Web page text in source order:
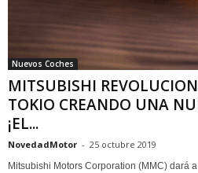
Nuevos Coches
MITSUBISHI
TOKIO CREANDO UNA
¡EL...
NovedadMotor - 25 octubre 2019
Mitsubishi Motors Corporation (MMC) dará